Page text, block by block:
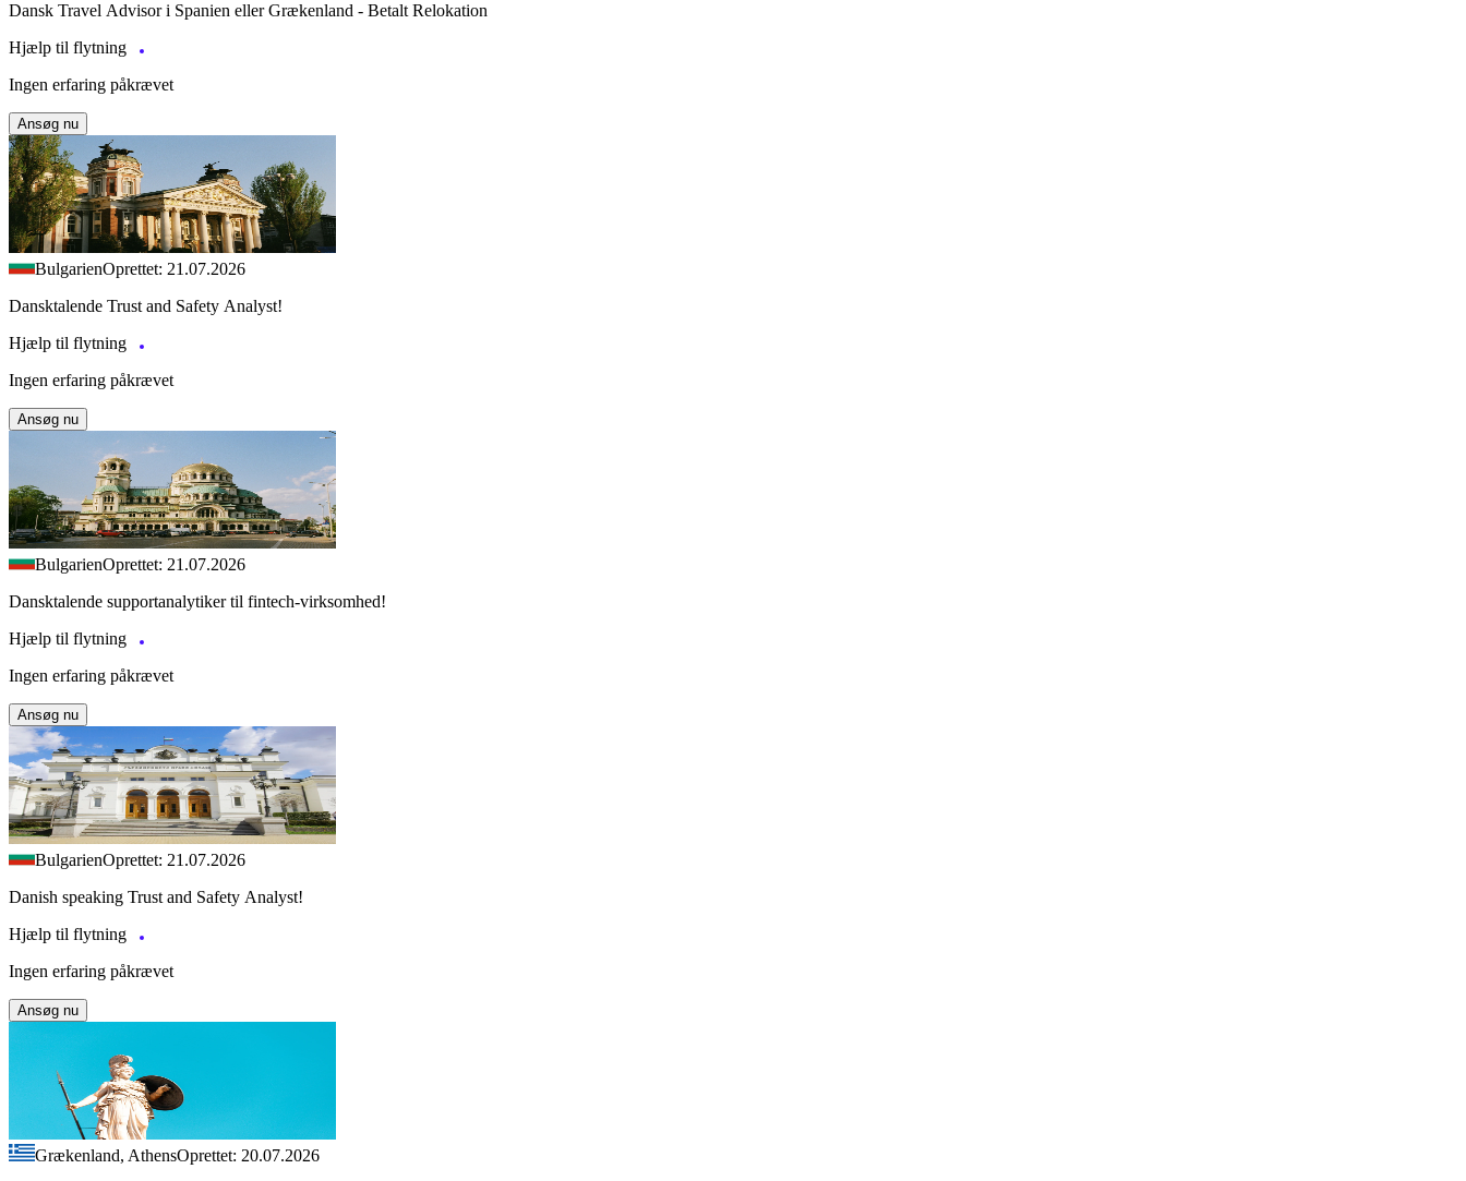
Dansk Travel Advisor i Spanien eller Grækenland - Betalt Relokation
Hjælp til flytning
Ingen erfaring påkrævet
Ansøg nu
BulgarienOprettet: 21.07.2026
Dansktalende Trust and Safety Analyst!
Hjælp til flytning
Ingen erfaring påkrævet
Ansøg nu
BulgarienOprettet: 21.07.2026
Dansktalende supportanalytiker til fintech-virksomhed!
Hjælp til flytning
Ingen erfaring påkrævet
Ansøg nu
BulgarienOprettet: 21.07.2026
Danish speaking Trust and Safety Analyst!
Hjælp til flytning
Ingen erfaring påkrævet
Ansøg nu
Grækenland, AthensOprettet: 20.07.2026